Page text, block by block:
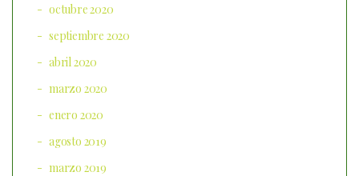
octubre 2020
septiembre 2020
abril 2020
marzo 2020
enero 2020
agosto 2019
marzo 2019